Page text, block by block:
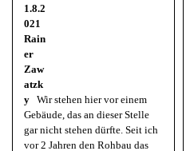
1.8.2
021
Rain
er
Zaw
atzk
y Wir stehen hier vor einem
Gebäude, das an dieser Stelle
gar nicht stehen dürfte. Seit ich
vor 2 Jahren den Rohbau das